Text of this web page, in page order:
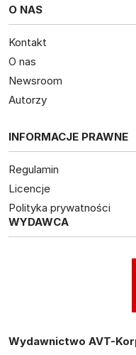
O NAS
Kontakt
O nas
Newsroom
Autorzy
INFORMACJE PRAWNE
Regulamin
Licencje
Polityka prywatności
WYDAWCA
Wydawnictwo AVT-